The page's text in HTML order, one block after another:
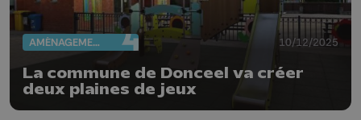
AMÉNAGEMENT DU TERRITOIRE 10/12/2025
La commune de Donceel va créer
deux plaines de jeux